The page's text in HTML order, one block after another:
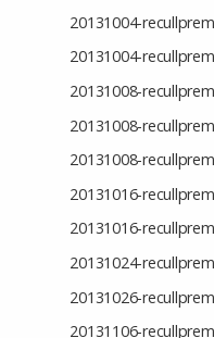
20131004-
20131004-
20131008-
20131008-
20131008-
20131016-
20131016-
20131024-
20131026-
20131106-